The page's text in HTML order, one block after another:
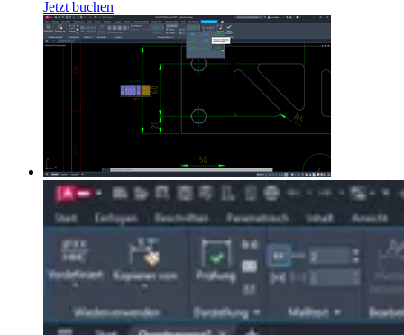
Jetzt buchen